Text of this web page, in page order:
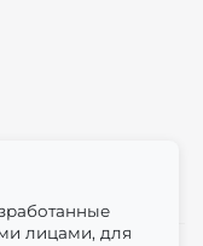
лицами, для